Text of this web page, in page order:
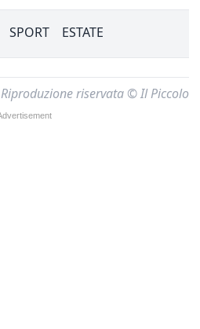
SPORT ESTATE
Riproduzione riservata © Il Piccolo